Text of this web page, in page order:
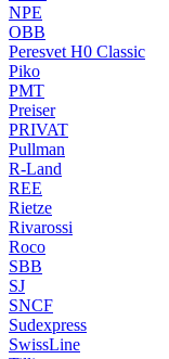
NPE
OBB
Peresvet H0 Classic
Piko
PMT
Preiser
PRIVAT
Pullman
R-Land
REE
Rietze
Rivarossi
Roco
SBB
SJ
SNCF
Sudexpress
SwissLine